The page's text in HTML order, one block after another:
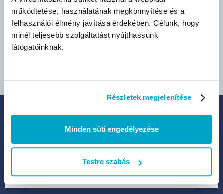
működtetése, használatának megkönnyítése és a
felhasználói élmény javítása érdekében. Célunk, hogy
minél teljesebb szolgáltatást nyújthassunk
látogatóinknak.
Részletek megjelenítése
Minden süti engedélyezése
Testre szabás
Méret:
XS S
IRATKOZZ FEL HÍRLEVELÜNKRE: